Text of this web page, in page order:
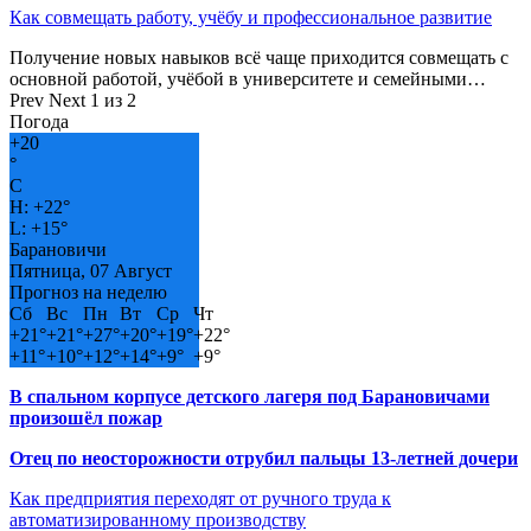
Как совмещать работу, учёбу и профессиональное развитие
Получение новых навыков всё чаще приходится совмещать с
основной работой, учёбой в университете и семейными…
Prev Next 1 из 2
Погода
+20
°
C
H: +22°
L: +15°
Барановичи
Пятница, 07 Август
Прогноз на неделю
Сб
Вс Пн Вт Ср
Чт
+21°+21°+27°+20°+19°+22°
+11°+10°+12°+14°+9° +9°
В спальном корпусе детского лагеря под Барановичами
произошёл пожар
Отец по неосторожности отрубил пальцы 13-летней дочери
Как предприятия переходят от ручного труда к
автоматизированному производству